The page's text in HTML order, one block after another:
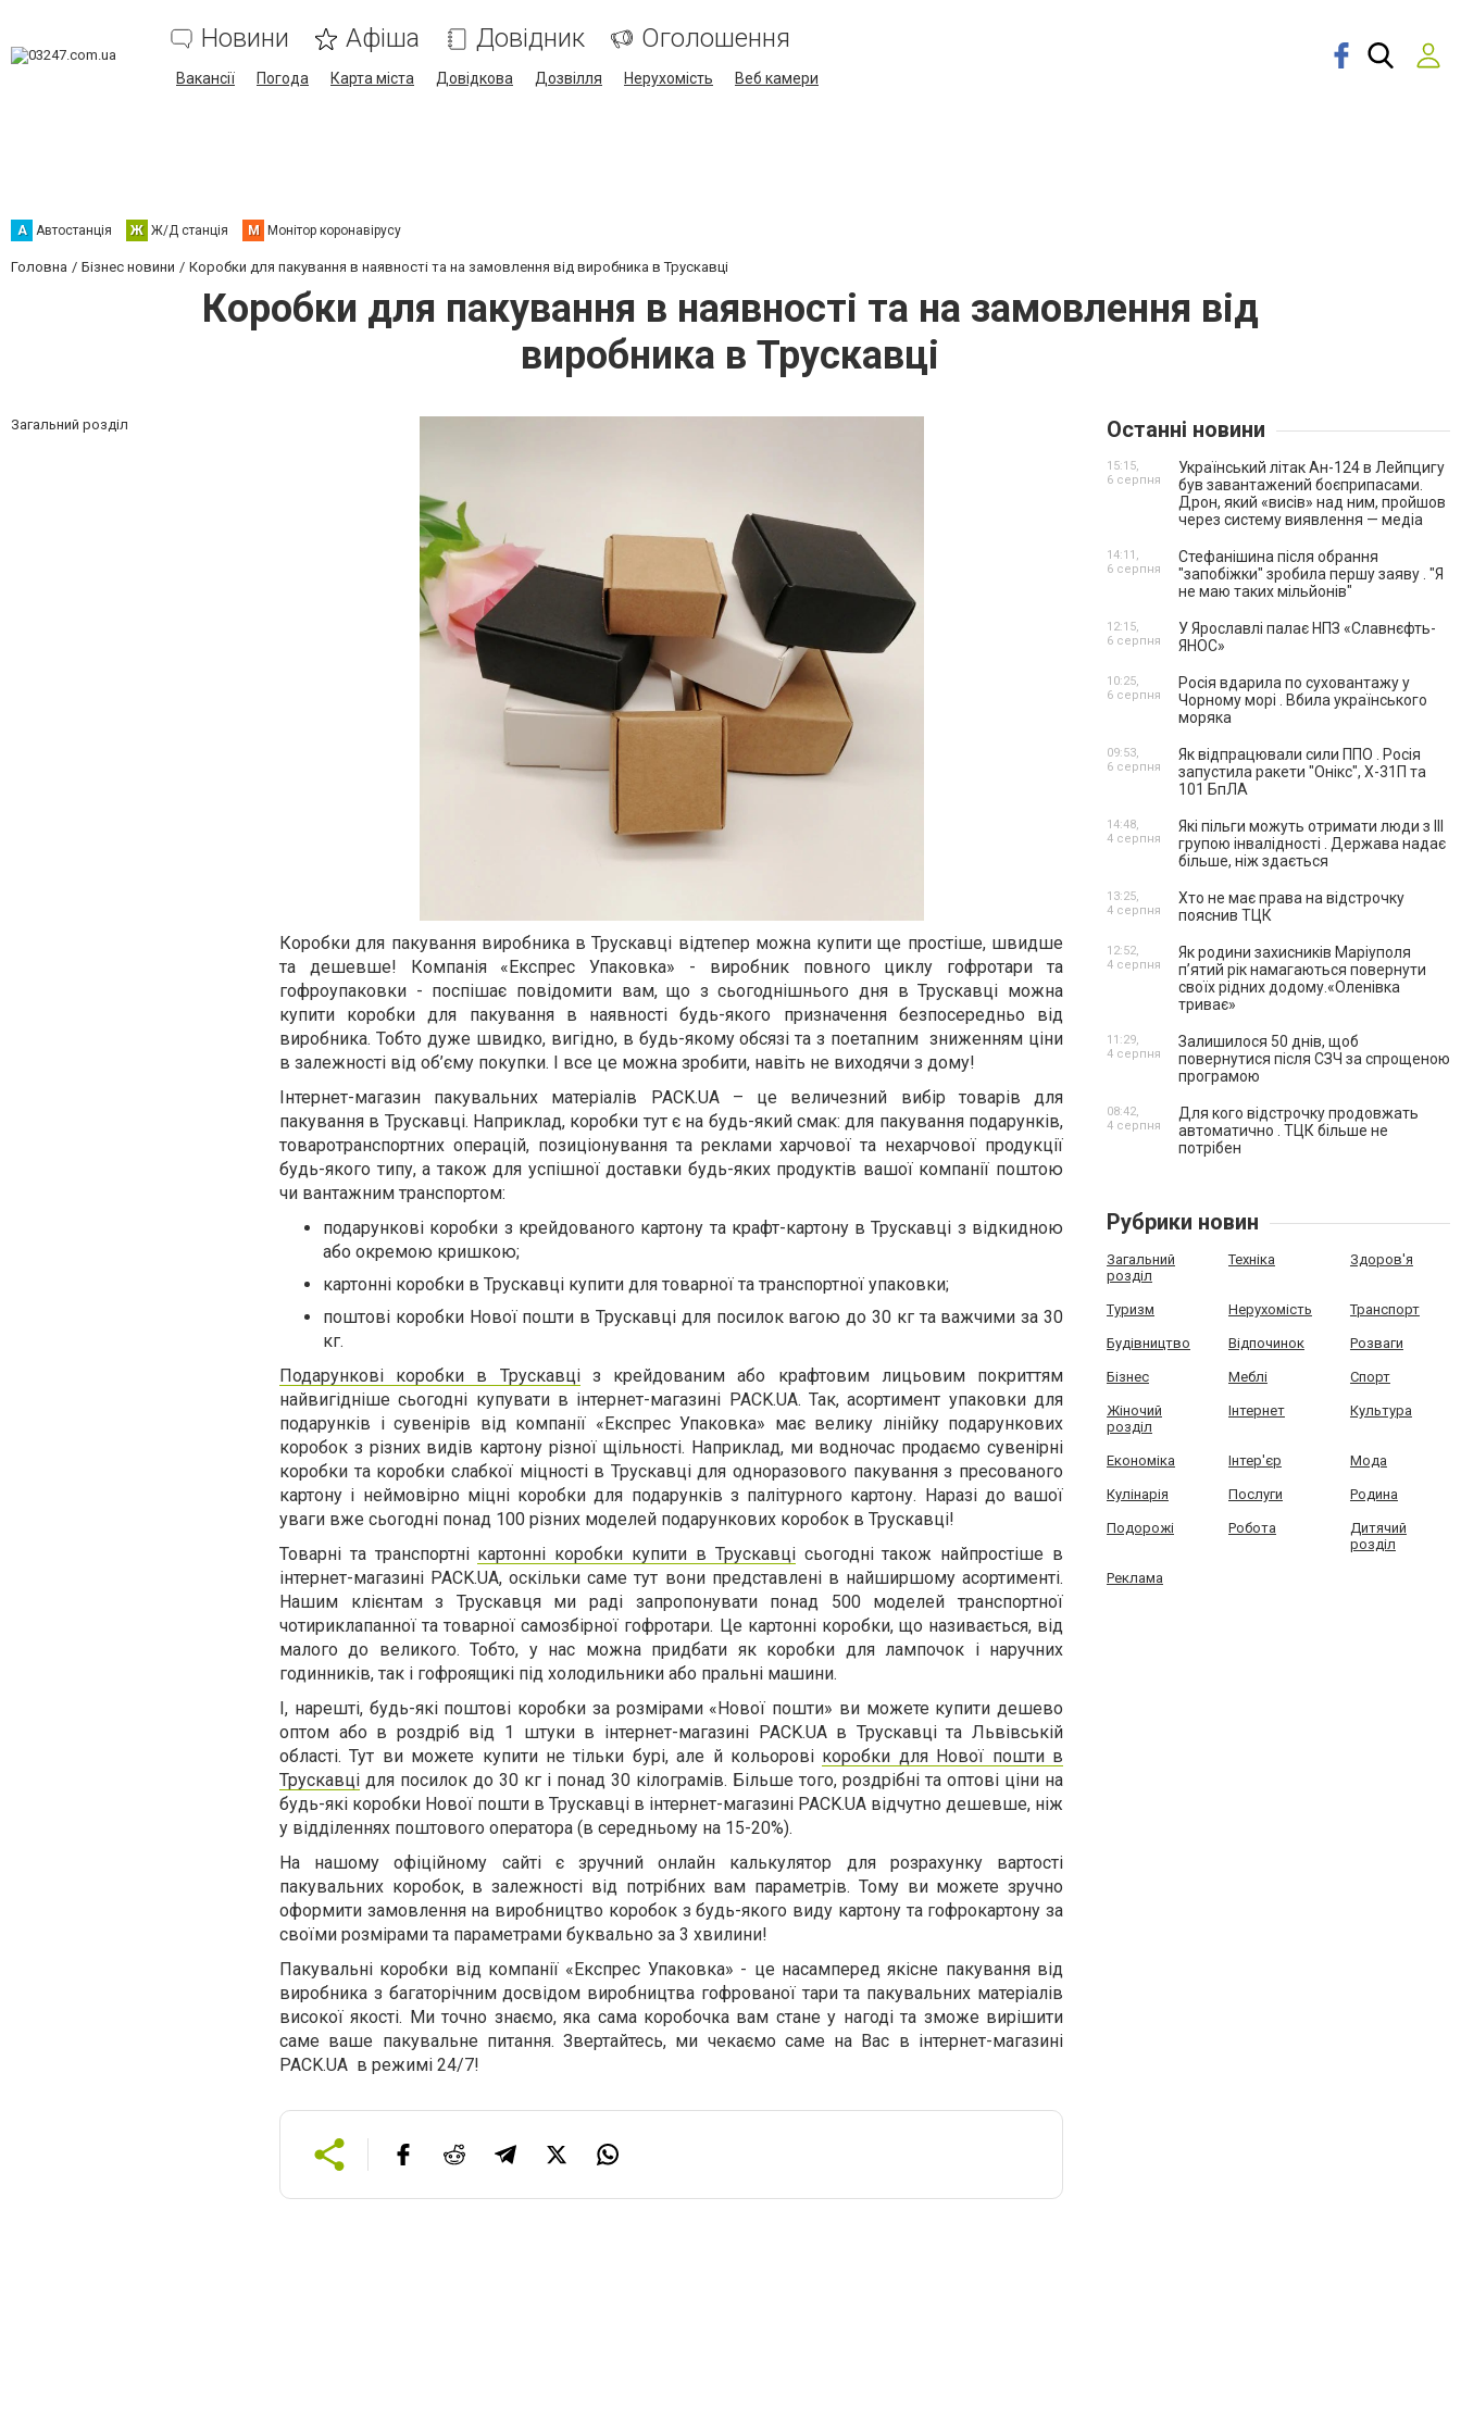
Новини Афіша Довідник Оголошення
Вакансії Погода Карта міста Довідкова Дозвілля Нерухомість Веб камери
А Автостанція Ж Ж/Д станція М Монітор коронавірусу
Головна Бізнес новини Коробки для пакування в наявності та на замовлення від виробника в Трускавці
Коробки для пакування в наявності та на замовлення від
виробника в Трускавці
Загальний розділ
Коробки для пакування виробника в Трускавці відтепер можна купити ще простіше, швидше
та дешевше! Компанія «Експрес Упаковка» - виробник повного циклу гофротари та
гофроупаковки - поспішає повідомити вам, що з сьогоднішнього дня в Трускавці можна
купити коробки для пакування в наявності будь-якого призначення безпосередньо від
виробника. Тобто дуже швидко, вигідно, в будь-якому обсязі та з поетапним зниженням ціни
в залежності від об’єму покупки. І все це можна зробити, навіть не виходячи з дому!
Інтернет-магазин пакувальних матеріалів PACK.UA
– це величезний вибір товарів для
пакування в Трускавці. Наприклад, коробки тут є на будь-який смак: для пакування подарунків,
товаротранспортних операцій, позиціонування та реклами харчової та нехарчової продукції
будь-якого типу, а також для успішної доставки будь-яких продуктів вашої компанії поштою
чи вантажним транспортом:
подарункові коробки з крейдованого картону та крафт-картону в Трускавці з відкидною
або окремою кришкою;
картонні коробки в Трускавці купити для товарної та транспортної упаковки;
поштові коробки Нової пошти в Трускавці для посилок вагою до 30 кг та важчими за 30
кг.
Подарункові коробки в Трускавціз крейдованим або крафтовим лицьовим покриттям
найвигідніше сьогодні купувати в інтернет-магазині PACK.UA. Так, асортимент упаковки для
подарунків і сувенірів від компанії «Експрес Упаковка» має велику лінійку подарункових
коробок з різних видів картону різної щільності. Наприклад, ми водночас продаємо сувенірні
коробки та коробки слабкої міцності в Трускавці для одноразового пакування з пресованого
картону і неймовірно міцні коробки для подарунків з палітурного картону. Наразі до вашої
уваги вже сьогодні понад 100 різних моделей подарункових коробок в Трускавці!
Товарні та транспортні картонні коробки купити в Трускавцісьогодні також найпростіше в
інтернет-магазині PACK.UA, оскільки саме тут вони представлені в найширшому асортименті.
Нашим клієнтам з Трускавця ми раді запропонувати понад 500 моделей транспортної
чотириклапанної та товарної самозбірної гофротари. Це картонні коробки, що називається, від
малого до великого. Тобто, у нас можна придбати як коробки для лампочок і наручних
годинників, так і гофроящикі під холодильники або пральні машини.
І, нарешті, будь-які поштові коробки за розмірами «Нової пошти» ви можете купити дешево
оптом або в роздріб від 1 штуки в інтернет-магазині PACK.UAв Трускавці та Львівській
області. Тут ви можете купити не тільки бурі, але й кольорові коробки для Нової пошти в
Трускавці для посилок до 30 кг і понад 30 кілограмів. Більше того, роздрібні та оптові ціни на
будь-які коробки Нової пошти в Трускавці в інтернет-магазині PACK.UA відчутно дешевше, ніж
у відділеннях поштового оператора (в середньому на 15-20%).
На нашому офіційному сайті є зручний онлайн калькулятор для розрахунку вартості
пакувальних коробок, в залежності від потрібних вам параметрів. Тому ви можете зручно
оформити замовлення на виробництво коробок з будь-якого виду картону та гофрокартону за
своїми розмірами та параметрами буквально за 3 хвилини!
Пакувальні коробки від компанії «Експрес Упаковка» - це насамперед якісне пакування від
виробника з багаторічним досвідом виробництва гофрованої тари та пакувальних матеріалів
високої якості. Ми точно знаємо, яка сама коробочка вам стане у нагоді та зможе вирішити
саме ваше пакувальне питання. Звертайтесь, ми чекаємо саме на Вас в інтернет-магазині
PACK.UA в режимі 24/7!
Останні новини
Український літак Ан-124 в Лейпцигу
був завантажений боєприпасами.
Дрон, який «висів» над ним, пройшов
через систему виявлення — медіа
15:15,
6 серпня
Стефанішина після обрання
"запобіжки" зробила першу заяву . "Я
не маю таких мільйонів"
14:11,
6 серпня
У Ярославлі палає НПЗ «Славнєфть-
ЯНОС»
12:15,
6 серпня
Росія вдарила по суховантажу у
Чорному морі . Вбила українського
моряка
10:25,
6 серпня
Як відпрацювали сили ППО . Росія
запустила ракети "Онікс", Х-31П та
101 БпЛА
09:53,
6 серпня
Які пільги можуть отримати люди з III
групою інвалідності . Держава надає
більше, ніж здається
14:48,
4 серпня
Хто не має права на відстрочку
пояснив ТЦК
13:25,
4 серпня
Як родини захисників Маріуполя
пʼятий рік намагаються повернути
своїх рідних додому.«Оленівка
триває»
12:52,
4 серпня
Залишилося 50 днів, щоб
повернутися після СЗЧ за спрощеною
програмою
11:29,
4 серпня
Для кого відстрочку продовжать
автоматично . ТЦК більше не
потрібен
08:42,
4 серпня
Рубрики новин
Загальний
розділ
Техніка Здоров'я
Туризм Нерухомість Транспорт
Будівництво Відпочинок Розваги
Бізнес Меблі Спорт
Жіночий
розділ
Інтернет Культура
Економіка Інтер'єр Мода
Кулінарія Послуги Родина
Подорожі Робота
Дитячий
розділ
Реклама